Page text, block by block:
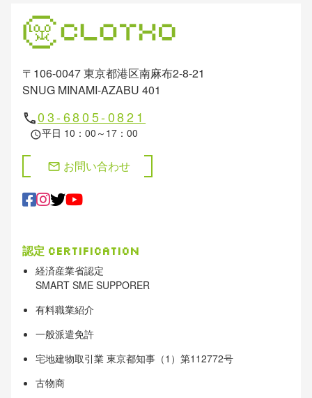
〒106-0047 東京都港区南麻布2-8-21
SNUG MINAMI-AZABU 401
phone03-6805-0821
schedule平日 10：00～17：00
mail お問い合わせ
認定 Certification
経済産業省認定
SMART SME SUPPORER
有料職業紹介
一般派遣免許
宅地建物取引業 東京都知事（1）第112772号
古物商